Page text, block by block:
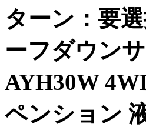
ターン：要
ーフダウン
AYH30W
ペンション